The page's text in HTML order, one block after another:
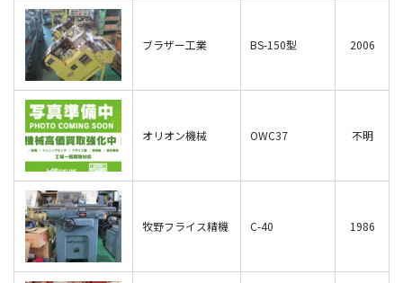
ブラザー工業 BS-150型 2006
オリオン機械 OWC37 不明
牧野フライス精機 C-40 1986